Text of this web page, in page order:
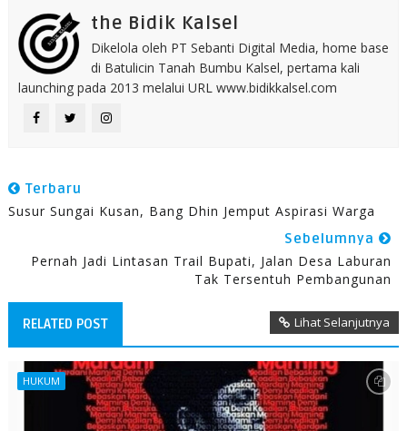
the Bidik Kalsel
Dikelola oleh PT Sebanti Digital Media, home base
di Batulicin Tanah Bumbu Kalsel, pertama kali
launching pada 2013 melalui URL www.bidikkalsel.com
Terbaru
Susur Sungai Kusan, Bang Dhin Jemput Aspirasi Warga
Sebelumnya
Pernah Jadi Lintasan Trail Bupati, Jalan Desa Laburan
Tak Tersentuh Pembangunan
RELATED POST Lihat Selanjutnya
HUKUM